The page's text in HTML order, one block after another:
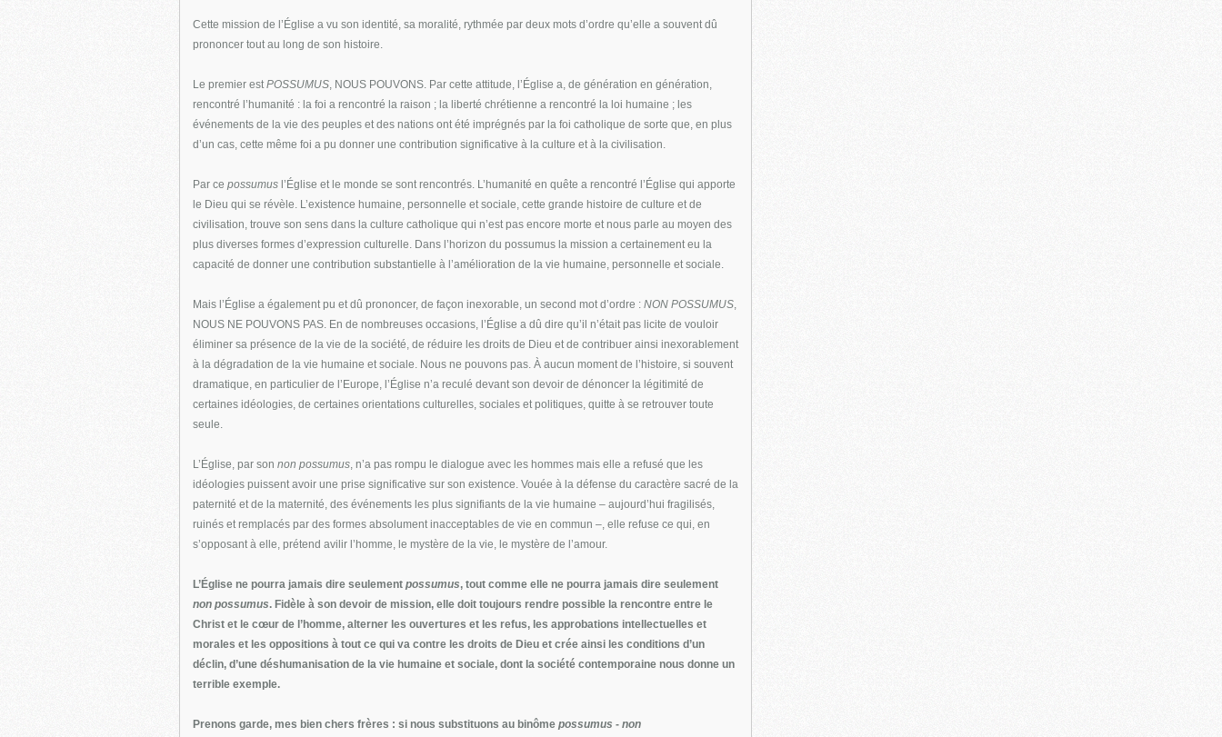
Cette mission de l’Église a vu son identité, sa moralité, rythmée par deux mots d’ordre qu’elle a souvent dû
prononcer tout au long de son histoire.
Le premier estPOSSUMUS, NOUS POUVONS. Par cette attitude, l’Église a, de génération en génération,
rencontré l’humanité : la foi a rencontré la raison ; la liberté chrétienne a rencontré la loi humaine ; les
événements de la vie des peuples et des nations ont été imprégnés par la foi catholique de sorte que, en plus
d’un cas, cette même foi a pu donner une contribution significative à la culture et à la civilisation.
Par ce possumusl’Église et le monde se sont rencontrés. L’humanité en quête a rencontré l’Église qui apporte
le Dieu qui se révèle. L’existence humaine, personnelle et sociale, cette grande histoire de culture et de
civilisation, trouve son sens dans la culture catholique qui n’est pas encore morte et nous parle au moyen des
plus diverses formes d’expression culturelle. Dans l’horizon du possumus la mission a certainement eu la
capacité de donner une contribution substantielle à l’amélioration de la vie humaine, personnelle et sociale.
Mais l’Église a également pu et dû prononcer, de façon inexorable, un second mot d’ordre : NON POSSUMUS,
NOUS NE POUVONS PAS. En de nombreuses occasions, l’Église a dû dire qu’il n’était pas licite de vouloir
éliminer sa présence de la vie de la société, de réduire les droits de Dieu et de contribuer ainsi inexorablement
à la dégradation de la vie humaine et sociale. Nous ne pouvons pas. À aucun moment de l’histoire, si souvent
dramatique, en particulier de l’Europe, l’Église n’a reculé devant son devoir de dénoncer la légitimité de
certaines idéologies, de certaines orientations culturelles, sociales et politiques, quitte à se retrouver toute
seule.
L’Église, par son non possumus, n’a pas rompu le dialogue avec les hommes mais elle a refusé que les
idéologies puissent avoir une prise significative sur son existence. Vouée à la défense du caractère sacré de la
paternité et de la maternité, des événements les plus signifiants de la vie humaine – aujourd’hui fragilisés,
ruinés et remplacés par des formes absolument inacceptables de vie en commun –, elle refuse ce qui, en
s’opposant à elle, prétend avilir l’homme, le mystère de la vie, le mystère de l’amour.
L’Église ne pourra jamais dire seulement possumus, tout comme elle ne pourra jamais dire seulement
non possumus. Fidèle à son devoir de mission, elle doit toujours rendre possible la rencontre entre le
Christ et le cœur de l’homme, alterner les ouvertures et les refus, les approbations intellectuelles et
morales et les oppositions à tout ce qui va contre les droits de Dieu et crée ainsi les conditions d’un
déclin, d’une déshumanisation de la vie humaine et sociale, dont la société contemporaine nous donne un
terrible exemple.
Prenons garde, mes bien chers frères : si nous substituons au binôme possumus - non